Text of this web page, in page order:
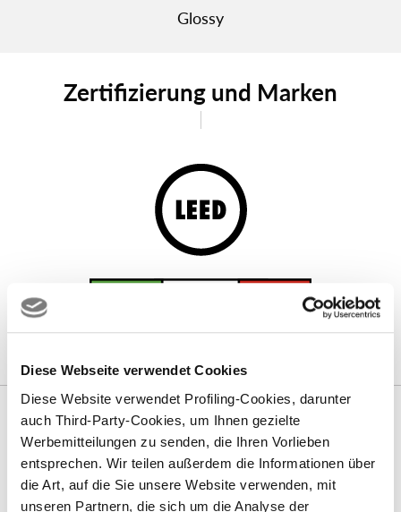
Diese Webseite verwendet Cookies
Diese Website verwendet Profiling-Cookies, darunter
auch Third-Party-Cookies, um Ihnen gezielte
Werbemitteilungen zu senden, die Ihren Vorlieben
entsprechen. Wir teilen außerdem die Informationen über
die Art, auf die Sie unsere Website verwenden, mit
unseren Partnern, die sich um die Analyse der
Glossy
Zertifizierung und Marken
WISH TO STAY ALWAYS
UPDATED?
Subscribe